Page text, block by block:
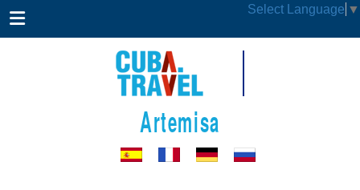
Select Language ▼
Artemisa